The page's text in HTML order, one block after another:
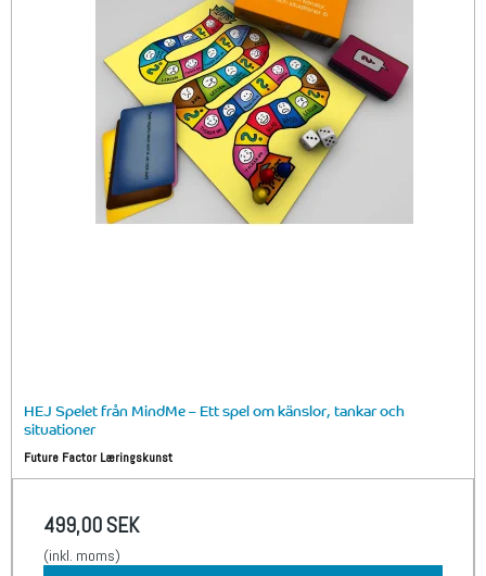
HEJ Spelet från MindMe – Ett spel om känslor, tankar och
situationer
Future Factor Læringskunst
499,00 SEK
(inkl. moms)